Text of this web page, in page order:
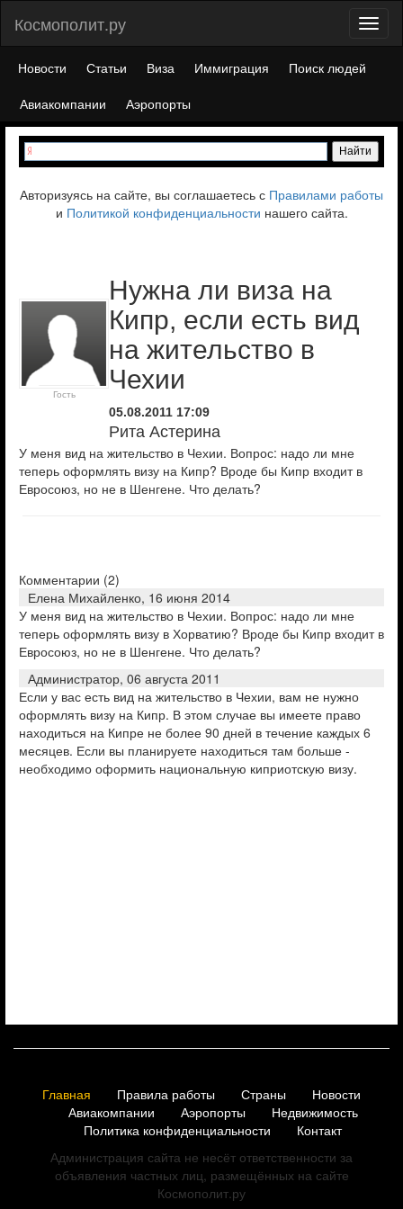
Космополит.ру
Новости Статьи Виза Иммиграция
Поиск людей
Авиакомпании
Аэропорты
Авторизуясь на сайте, вы соглашаетесь с Правилами работы
и Политикой конфиденциальности нашего сайта.
Гость
Нужна ли виза на
Кипр, если есть вид
на жительство в
Чехии
05.08.2011 17:09
Рита Астерина
У меня вид на жительство в Чехии. Вопрос: надо ли мне
теперь оформлять визу на Кипр? Вроде бы Кипр входит в
Евросоюз, но не в Шенгене. Что делать?
Комментарии (2)
Елена Михайленко, 16 июня 2014
У меня вид на жительство в Чехии. Вопрос: надо ли мне
теперь оформлять визу в Хорватию? Вроде бы Кипр входит в
Евросоюз, но не в Шенгене. Что делать?
Администратор, 06 августа 2011
Если у вас есть вид на жительство в Чехии, вам не нужно
оформлять визу на Кипр. В этом случае вы имеете право
находиться на Кипре не более 90 дней в течение каждых 6
месяцев. Если вы планируете находиться там больше -
необходимо оформить национальную киприотскую визу.
Главная Правила работы Страны
Новости
Авиакомпании
Аэропорты
Недвижимость
Политика конфиденциальности
Контакт
Администрация сайта не несёт ответственности за
объявления частных лиц, размещённых на сайте
Космополит.ру